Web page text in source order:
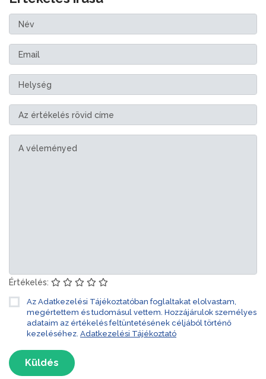
Értékelés:
Az Adatkezelési Tájékoztatóban foglaltakat elolvastam,
megértettem és tudomásul vettem. Hozzájárulok személyes
adataim az értékelés feltüntetésének céljából történő
kezeléséhez. Adatkezelési Tájékoztató
Küldés